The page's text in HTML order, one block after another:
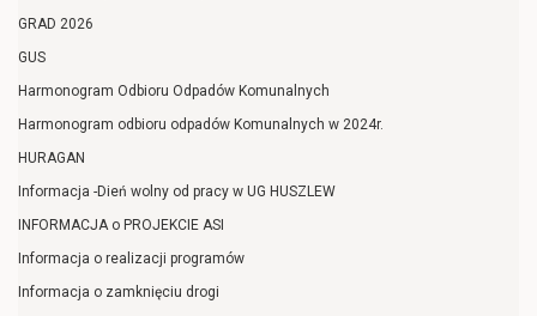
GRAD 2026
GUS
Harmonogram Odbioru Odpadów Komunalnych
Harmonogram odbioru odpadów Komunalnych w 2024r.
HURAGAN
Informacja -Dień wolny od pracy w UG HUSZLEW
INFORMACJA o PROJEKCIE ASI
Informacja o realizacji programów
Informacja o zamknięciu drogi